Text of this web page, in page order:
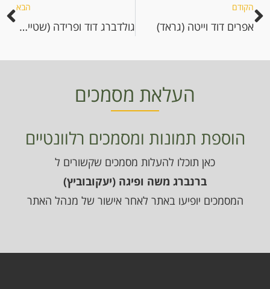
הקודם
אפרים דוד וייטה (גראד)
הבא
גולדברג דוד ופרידה (שטיינהארט)
העלאת מסמכים
הוספת תמונות ומסמכים רלוונטיים
כאן תוכלו להעלות מסמכים שקשורים ל
ברנברג משה ופיגה (יעקובוביץ)
המסמכים יופיעו באתר לאחר אישור של מנהל האתר